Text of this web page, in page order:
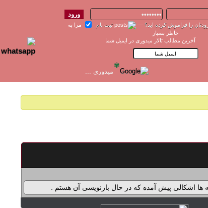
را فراموش کرده اید؟ — ثبت نام
مرا به
خاطر بسپار
آخرین مطالب تالار میدوری در ایمیل شما
✾